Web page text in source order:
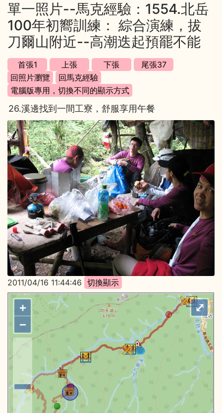
單一照片--馬克經驗：1554.北岳
100年初嚮訓練： 綜合演練，拔
刀爾山附近--高潮迭起預罷不能
26.溪邊找到一間工寮，舒服享用午餐
2011/04/16 11:44:46
+
−
⤢